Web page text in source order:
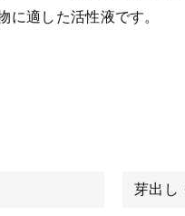
適した活性液です。
芽出し